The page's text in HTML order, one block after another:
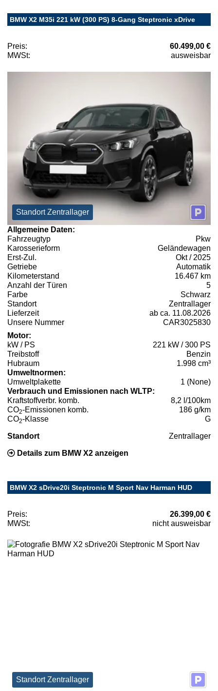
BMW X2 M35i 221 kW (300 PS) 8-Gang Steptronic xDrive
Preis:
60.499,00 €
MWSt:
ausweisbar
Standort Zentrallager
Allgemeine Daten:
Fahrzeugtyp
Pkw
Karosserieform
Geländewagen
Erst-Zul.
Okt / 2025
Getriebe
Automatik
Kilometerstand
16.467 km
Anzahl der Türen
5
Farbe
Schwarz
Standort
Zentrallager
Lieferzeit
ab ca. 11.08.2026
Unsere Nummer
CAR3025830
Motor:
kW / PS
221 kW / 300 PS
Treibstoff
Benzin
Hubraum
1.998 cm³
Umweltnormen:
Umweltplakette
1 (None)
Verbrauch und Emissionen nach WLTP:
Kraftstoffverbr. komb.
8,2 l/100km
CO2-Emissionen komb.
186 g/km
CO2-Klasse G
Standort Zentrallager
Details zum BMW X2 anzeigen
BMW X2 sDrive20i Steptronic M Sport Nav Harman HUD
Preis:
26.399,00 €
MWSt:
nicht ausweisbar
Standort Zentrallager